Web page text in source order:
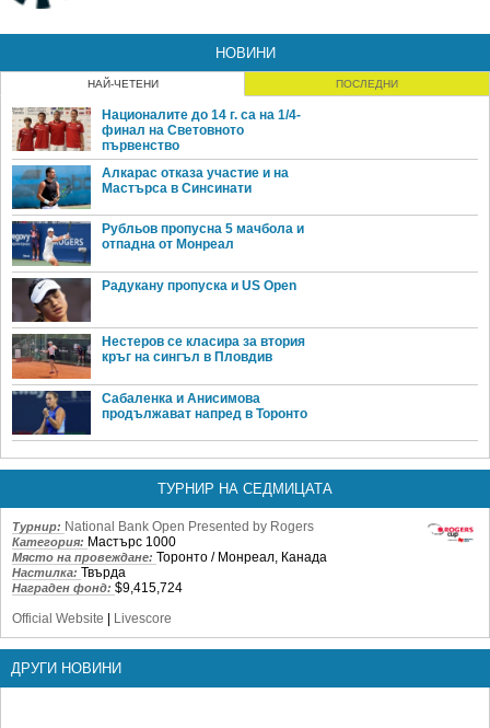
НОВИНИ
НАЙ-ЧЕТЕНИ ПОСЛЕДНИ
Националите до 14 г. са на 1/4-
финал на Световното
първенство
Алкарас отказа участие и на
Мастърса в Синсинати
Рубльов пропусна 5 мачбола и
отпадна от Монреал
Радукану пропуска и US Open
Нестеров се класира за втория
кръг на сингъл в Пловдив
Сабаленка и Анисимова
продължават напред в Торонто
ТУРНИР НА СЕДМИЦАТА
Турнир: National Bank Open Presented by Rogers
Категория: Мастърс 1000
Място на провеждане: Торонто / Монреал, Канада
Настилка: Твърда
Награден фонд: $9,415,724
Official Website
Livescore
ДРУГИ НОВИНИ